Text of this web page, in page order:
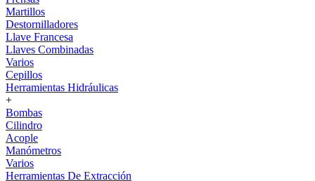
Martillos
Destornilladores
Llave Francesa
Llaves Combinadas
Varios
Cepillos
Herramientas Hidráulicas
+
Bombas
Cilindro
Acople
Manómetros
Varios
Herramientas De Extracción